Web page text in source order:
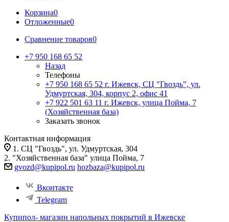
Корзина0
Отложенные0
Сравнение товаров0
+7 950 168 65 52
Назад
Телефоны
+7 950 168 65 52 г. Ижевск, СЦ "Гвоздь", ул.
Удмуртская, 304, корпус 2, офис 41
+7 922 501 63 11 г. Ижевск, улица Пойма, 7
(Хозяйственная база)
Заказать звонок
Контактная информация
1. СЦ "Гвоздь", ул. Удмуртская, 304
2. "Хозяйственная база" улица Пойма, 7
gvozd@kupipol.ru hozbaza@kupipol.ru
Вконтакте
Telegram
Купипол- магазин напольных покрытий в Ижевске